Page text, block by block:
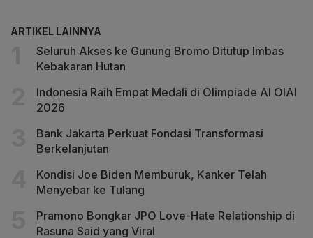
ARTIKEL LAINNYA
Seluruh Akses ke Gunung Bromo Ditutup Imbas
Kebakaran Hutan
Indonesia Raih Empat Medali di Olimpiade AI OIAI
2026
Bank Jakarta Perkuat Fondasi Transformasi
Berkelanjutan
Kondisi Joe Biden Memburuk, Kanker Telah
Menyebar ke Tulang
Pramono Bongkar JPO Love-Hate Relationship di
Rasuna Said yang Viral